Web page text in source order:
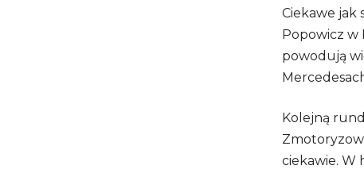
Ciekawe jak
Popowicz w
powodują
Kolejną
ciekawie. W